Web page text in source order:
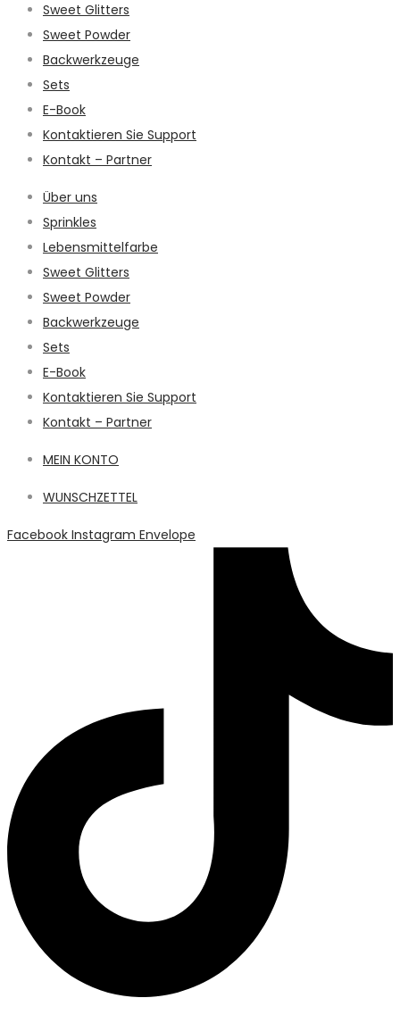
Sweet Glitters
Sweet Powder
Backwerkzeuge
Sets
E-Book
Kontaktieren Sie Support
Kontakt – Partner
Über uns
Sprinkles
Lebensmittelfarbe
Sweet Glitters
Sweet Powder
Backwerkzeuge
Sets
E-Book
Kontaktieren Sie Support
Kontakt – Partner
MEIN KONTO
WUNSCHZETTEL
Facebook Instagram Envelope